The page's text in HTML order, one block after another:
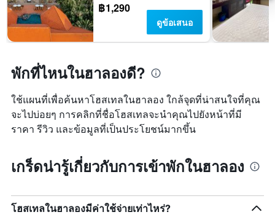
฿1,290
ดูข้อเสนอ
พักที่ไหนในฮาลองดี?
ใช้แผนที่เพื่อค้นหาโฮสเทลในฮาลอง ใกล้จุดที่น่าสนใจที่คุณ
จะไปบ่อยๆ การคลิกที่ชื่อโฮสเทลจะนำคุณไปยังหน้าที่มี
ราคา รีวิว และข้อมูลที่เป็นประโยชน์มากขึ้น
เกร็ดน่ารู้เกี่ยวกับการเข้าพักในฮาลอง
โฮสเทลในฮาลองมีค่าใช้จ่ายเท่าไหร่?